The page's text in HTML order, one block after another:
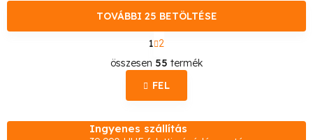
L
i
s
t
a
TOVÁBBI 25 BETÖLTÉSE
L
a
p
o
z
1 2
összesen 55 termék
FEL
Ingyenes szállítás